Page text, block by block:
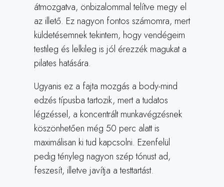
átmozgatva, önbizalommal telítve megy el
az illető. Ez nagyon fontos számomra, mert
küldetésemnek tekintem, hogy vendégeim
testileg és lelkileg is jól érezzék magukat a
pilates hatására.
Ugyanis ez a fajta mozgás a body-mind
edzés típusba tartozik, mert a tudatos
légzéssel, a koncentrált munkavégzésnek
köszönhetően még 50 perc alatt is
maximálisan ki tud kapcsolni. Ezenfelül
pedig tényleg nagyon szép tónust ad,
feszesít, illetve javítja a testtartást.